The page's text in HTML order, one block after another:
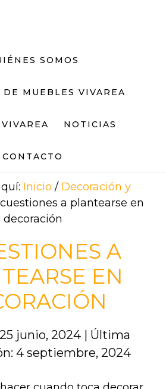
SOMOS
DE MUEBLES VIVAREA
NOTICIAS
CONTACTO
Inicio / Decoración y
a plantearse en
decoración
A
EN
junio, 2024 | Última
4 septiembre, 2024